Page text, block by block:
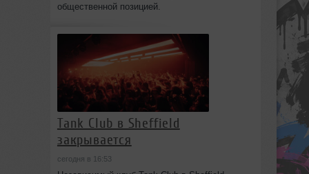
общественной позицией.
Tank Club в Sheffield
закрывается
сегодня в 16:53